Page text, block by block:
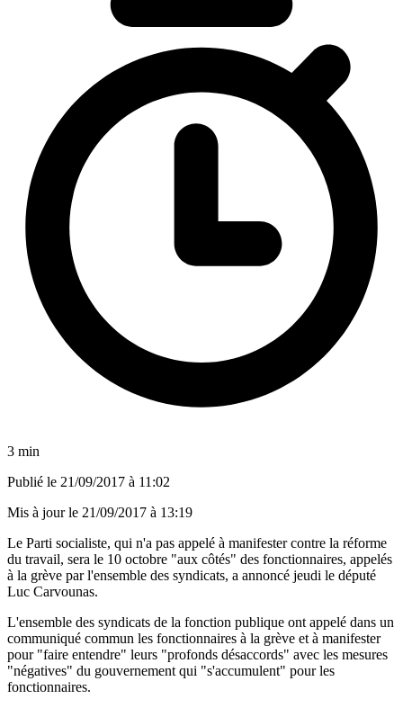
3 min
Publié le 21/09/2017 à 11:02
Mis à jour le 21/09/2017 à 13:19
Le Parti socialiste, qui n'a pas appelé à manifester contre la réforme
du travail, sera le 10 octobre "aux côtés" des fonctionnaires, appelés
à la grève par l'ensemble des syndicats, a annoncé jeudi le député
Luc Carvounas.
L'ensemble des syndicats de la fonction publique ont appelé dans un
communiqué commun les fonctionnaires à la grève et à manifester
pour "faire entendre" leurs "profonds désaccords" avec les mesures
"négatives" du gouvernement qui "s'accumulent" pour les
fonctionnaires.